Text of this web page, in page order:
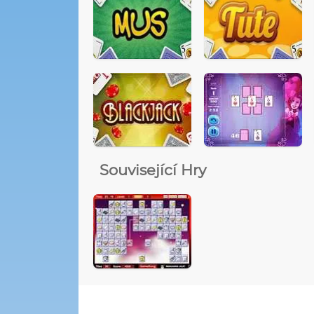
Související Hry